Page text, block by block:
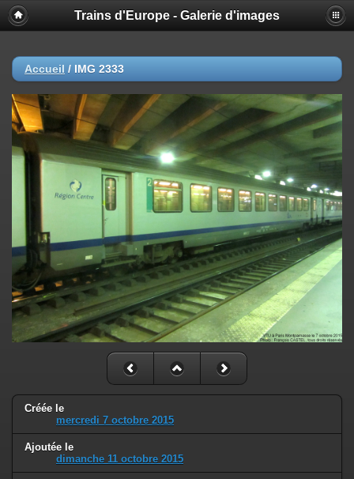
Trains d'Europe - Galerie d'images
Accueil / IMG 2333
Créée le
mercredi 7 octobre 2015
Ajoutée le
dimanche 11 octobre 2015